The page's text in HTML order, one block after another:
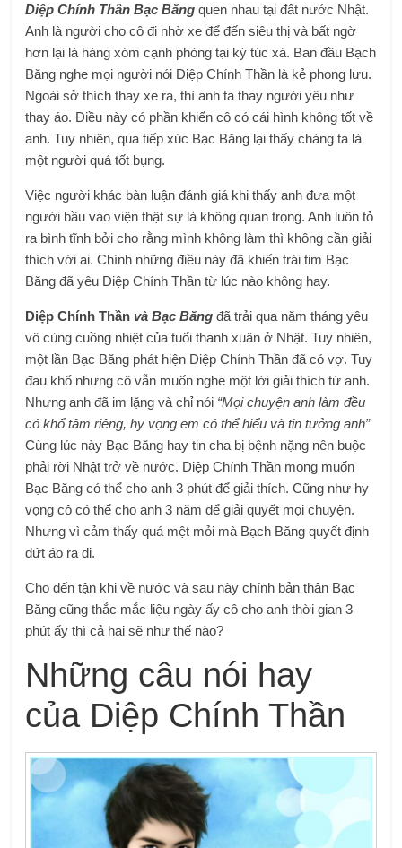
Diệp Chính Thần Bạc Băngquen nhau tại đất nước Nhật.
Anh là người cho cô đi nhờ xe để đến siêu thị và bất ngờ
hơn lại là hàng xóm cạnh phòng tại ký túc xá. Ban đầu Bạch
Băng nghe mọi người nói Diệp Chính Thần là kẻ phong lưu.
Ngoài sở thích thay xe ra, thì anh ta thay người yêu như
thay áo. Điều này có phần khiến cô có cái hình không tốt về
anh. Tuy nhiên, qua tiếp xúc Bạc Băng lại thấy chàng ta là
một người quá tốt bụng.
Việc người khác bàn luận đánh giá khi thấy anh đưa một
người bầu vào viện thật sự là không quan trọng. Anh luôn tỏ
ra bình tĩnh bởi cho rằng mình không làm thì không cần giải
thích với ai. Chính những điều này đã khiến trái tim Bạc
Băng đã yêu Diệp Chính Thần từ lúc nào không hay.
Diệp Chính Thần và Bạc Băng đã trải qua năm tháng yêu
vô cùng cuồng nhiệt của tuổi thanh xuân ở Nhật. Tuy nhiên,
một lần Bạc Băng phát hiện Diệp Chính Thần đã có vợ. Tuy
đau khổ nhưng cô vẫn muốn nghe một lời giải thích từ anh.
Nhưng anh đã im lặng và chỉ nói “Mọi chuyện anh làm đều
có khổ tâm riêng, hy vọng em có thể hiểu và tin tưởng anh”
Cùng lúc này Bạc Băng hay tin cha bị bệnh nặng nên buộc
phải rời Nhật trở về nước. Diệp Chính Thần mong muốn
Bạc Băng có thể cho anh 3 phút để giải thích. Cũng như hy
vọng cô có thể cho anh 3 năm để giải quyết mọi chuyện.
Nhưng vì cảm thấy quá mệt mỏi mà Bạch Băng quyết định
dứt áo ra đi.
Cho đến tận khi về nước và sau này chính bản thân Bạc
Băng cũng thắc mắc liệu ngày ấy cô cho anh thời gian 3
phút ấy thì cả hai sẽ như thế nào?
Những câu nói hay
của Diệp Chính Thần